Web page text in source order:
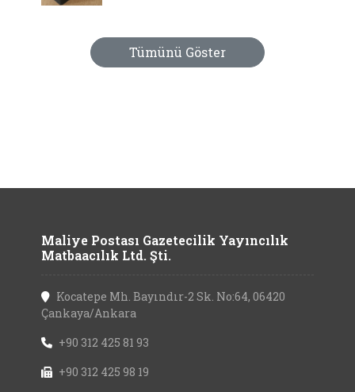
Tümünü Göster
Maliye Postası Gazetecilik Yayıncılık
Matbaacılık Ltd. Şti.
Kocatepe Mh. Bayındır-2 Sk. No:64, 06420
Çankaya/Ankara
+90 312 425 81 93
+90 312 425 98 19